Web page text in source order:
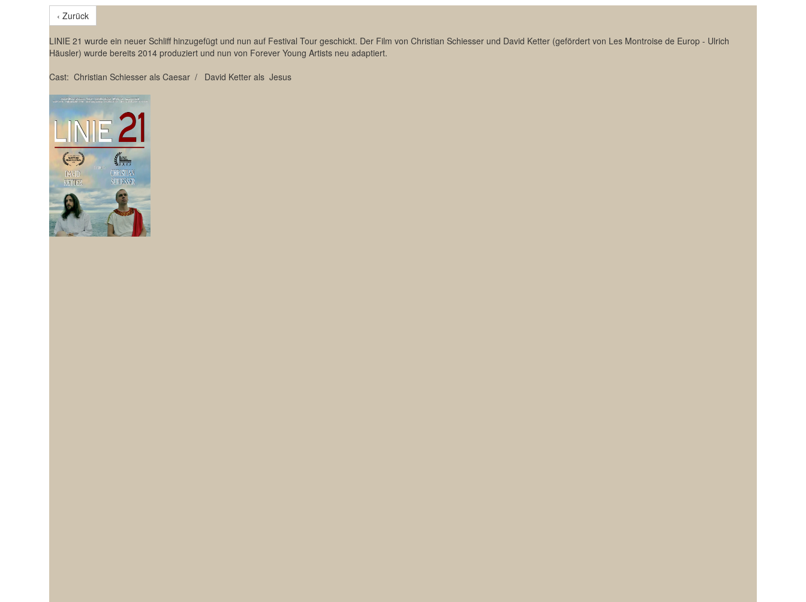
‹ Zurück
LINIE 21 wurde ein neuer Schliff hinzugefügt und nun auf Festival Tour geschickt. Der Film von Christian Schiesser und David Ketter (gefördert von Les Montroise de Europ - Ulrich
Häusler) wurde bereits 2014 produziert und nun von Forever Young Artists neu adaptiert.
Cast: Christian Schiesser als Caesar / David Ketter als Jesus